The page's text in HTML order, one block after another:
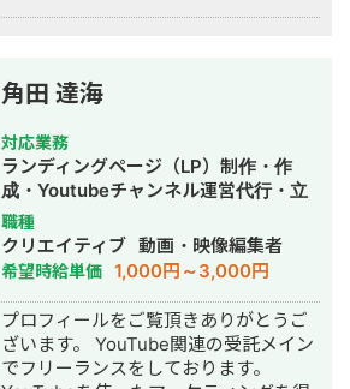
行者兼現役インフルエンサーです。
Tiktokをはじめとするショートムービ
ーSNSの運用代行・作成を得意としま
す。 ■TikTok運用代行 ・飲食店TikTok
運用→月間100万再生→認知集客拡大/
求人2人成功 ・個人インフルエンサー
のシナリオ作成→Fw1万人 その他:美容
系や人材系アカウントの運用実績支援
あり ■その他できること ・YouTubeチ
ャンネルレギュラー/スポット出演 ・動
画の企画/台本作成（YouTube/TikTok
どちらでも対応可能です） ・
YouTube/TikTok初期のアカウント戦略
角田 達海
対応業務
ランディングページ（LP）制作・作
成・Youtubeチャンネル運営代行・立
ち上げ・SNS運用代行・キャスティン
グ・ホームページ制作・作成・バナー
制作・デザイン・イラスト制作・動画
制作・動画編集
職種
クリエイティブ 動画・映像編集者
希望時給単価 1,000円～3,000円
プロフィールをご覧頂きありがとうご
ざいます。 YouTube関連の受託メイン
でフリーランスをしております。